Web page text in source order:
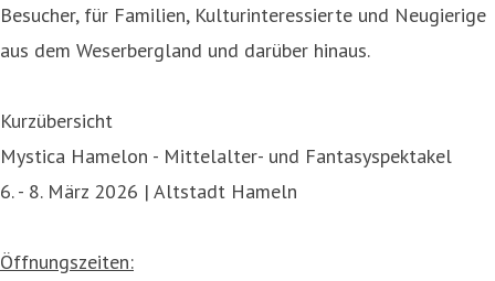
Besucher, für Familien, Kulturinteressierte und Neugierige
aus dem Weserbergland und darüber hinaus.
Kurzübersicht
Mystica Hamelon - Mittelalter- und Fantasyspektakel
6. - 8. März 2026 | Altstadt Hameln
Öffnungszeiten: